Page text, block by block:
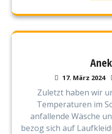
17. März 2024
Zuletzt haben wir
Temperaturen im
anfallende Wäsche
bezog sich auf